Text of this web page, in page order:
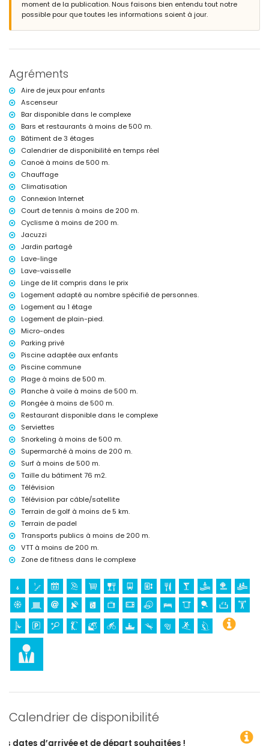
espace de repas extérieur
place de parking couverte privée
berges ou rivage le plus proche dans un rayon de 500 mètres de
plage la plus proche dans un rayon de 500 mètres de l'appartement
aéroport le plus proche : Alicante (> 100 kilomètres)
deuxième aéroport le plus proche : Almeria/Murcia (dans un rayon de
100 kilomètres de l'appartement)
transports publics à proximité : bus dans un rayon de 200 mètres et
train dans un rayon de 15 kilomètres
les animaux ne sont pas acceptés
Le bâtiment où se trouve l'hébergement dispose d'un ascenseur.
L'hébergement est très adapté aux familles avec enfants.
Installations et services privés inclus dans le prix de la location
internet (WiFi)
aspirateur et fer à repasser avec planche à repasser
linge de lit et serviettes
chauffage par air
Installations et services communs inclus dans le prix de la
location
jacuzzi extérieur
Installations / services communs avec supplément
zone de fitness et court de paddle
Divertissements et activités de loisirs pour vos vacances à San
Juan de los Terreros, Andalousie
promenade (dans un rayon de 500 mètres de la maison)
parc aquatique (Agua Vera) (dans un rayon de 10 kilomètres de la
maison)
Sites et culture à San Juan de los Terreros, Andalousie
château, ruine, monument et lieu historique (dans un rayon de 5
kilomètres de l'hébergement)
Sports
tennis, VTT, cyclisme, canoë, plongée, snorkeling, surf et planche à
voile (dans un rayon de 1000 mètres de l'appartement)
golf (Aguilon Golf) (dans un rayon de 5 kilomètres de l'appartement)
moment de la publication. Nous faisons bien entendu tout notre
possible pour que toutes les informations soient à jour.
Agréments
Aire de jeux pour enfants
Ascenseur
Bar disponible dans le complexe
Bars et restaurants à moins de 500 m.
Bâtiment de 3 étages
Calendrier de disponibilité en temps réel
Canoë à moins de 500 m.
Chauffage
Climatisation
Connexion Internet
Court de tennis à moins de 200 m.
Cyclisme à moins de 200 m.
Jacuzzi
Jardin partagé
Lave-linge
Lave-vaisselle
Linge de lit compris dans le prix
Logement adapté au nombre spécifié de personnes.
Logement au 1 étage
Logement de plain-pied.
Micro-ondes
Parking privé
Piscine adaptée aux enfants
Piscine commune
Plage à moins de 500 m.
Planche à voile à moins de 500 m.
Plongée à moins de 500 m.
Restaurant disponible dans le complexe
Serviettes
Snorkeling à moins de 500 m.
Supermarché à moins de 200 m.
Surf à moins de 500 m.
Taille du bâtiment 76 m2.
Télévision
Télévision par câble/satellite
Terrain de golf à moins de 5 km.
Terrain de padel
Transports publics à moins de 200 m.
VTT à moins de 200 m.
Zone de fitness dans le complexe
Calendrier de disponibilité
de départ souhaitées !